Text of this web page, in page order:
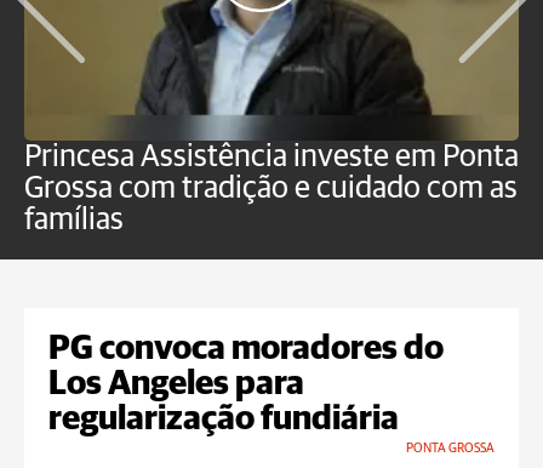
Princesa Assistência investe em Ponta
Grossa com tradição e cuidado com as
famílias
PG convoca moradores do
Los Angeles para
regularização fundiária
PONTA GROSSA